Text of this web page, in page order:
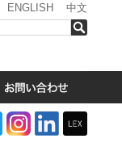
ENGLISH 中文